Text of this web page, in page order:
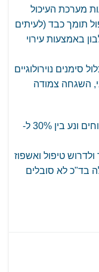
מערכת העיכול
תומך כבד (לעיתים
באמצעות עירוי
נוירולוגיים
השגחה צמודה
שיעור התמותה מההרעלה משתנה בין דיווחים ונע בין 30% ל-
טיפול ואשפוז
בד"כ לא סובלים